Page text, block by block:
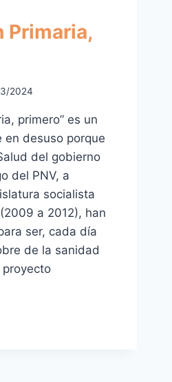
Primaria,
2024
primero” es un
en desuso porque
del gobierno
del PNV, a
socialista
a 2012), han
ser, cada día
de la sanidad
proyecto